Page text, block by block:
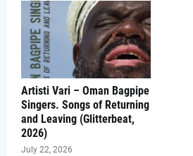
Artisti Vari – Oman Bagpipe
Singers. Songs of Returning
and Leaving (Glitterbeat,
2026)
July 22, 2026